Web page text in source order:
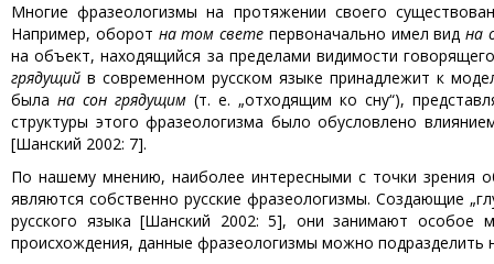
Многие фразеологизмы на протяжении своего
Например, оборот на том свете первоначально имел видна
на объект, находящийся за пределами видимости
грядущий в современном русском языке принадлежит к
была на сон грядущим (т. е. „отходящим ко сну“),
структуры этого фразеологизма было обусловлено
[Шанский 2002: 7].
По нашему мнению, наиболее интересными с точки зрения
являются собственно русские фразеологизмы. Создающие
русского языка [Шанский 2002: 5], они занимают особое
происхождения, данные фразеологизмы можно подразделить